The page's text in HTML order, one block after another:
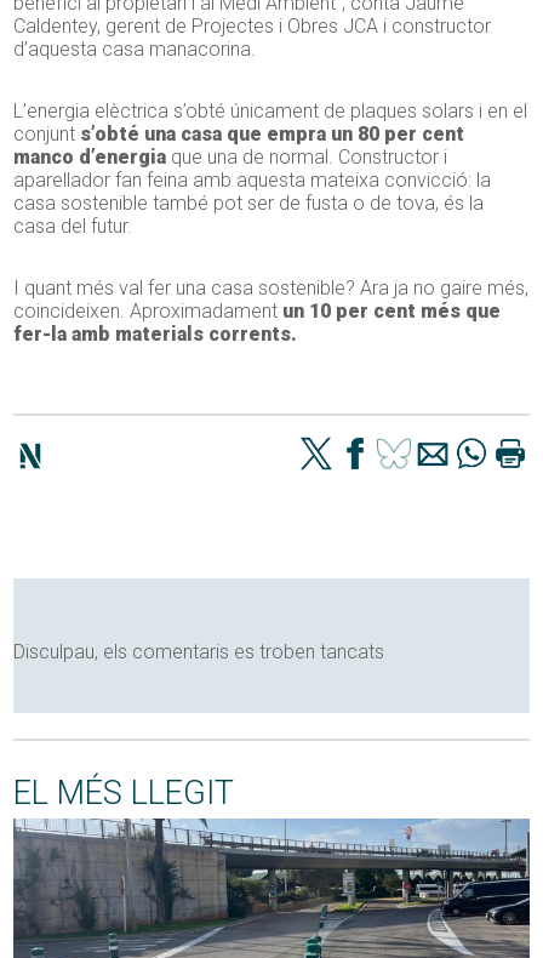
Caldentey, gerent de Projectes i Obres JCA i constructor
d’aquesta casa manacorina.
L’energia elèctrica s’obté únicament de plaques solars i en el
conjunt s’obté una casa que empra un 80 per cent
manco d’energia que una de normal. Constructor i
aparellador fan feina amb aquesta mateixa convicció: la
casa sostenible també pot ser de fusta o de tova, és la
casa del futur.
I quant més val fer una casa sostenible? Ara ja no gaire més,
coincideixen. Aproximadament un 10 per cent més que
fer-la amb materials corrents.
Disculpau, els comentaris es troben tancats
EL MÉS LLEGIT